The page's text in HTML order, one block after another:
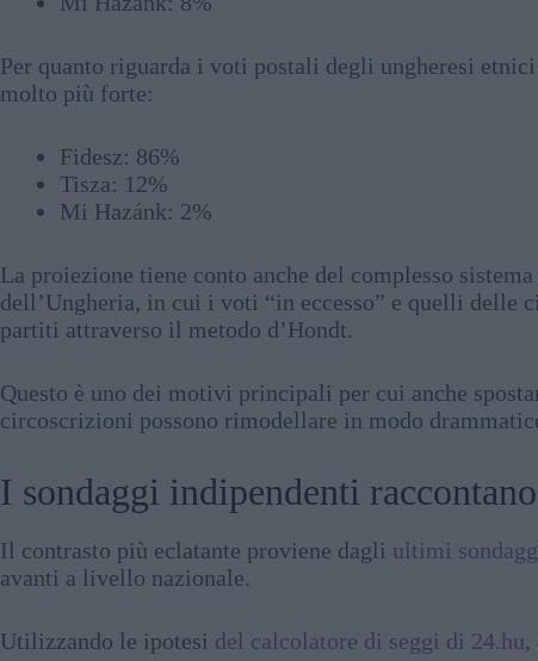
Per quanto riguarda i voti postali degli ungheresi
molto più forte:
Fidesz: 86%
Tisza: 12%
Mi Hazánk: 2%
La proiezione tiene conto anche del complesso
dell’Ungheria, in cui i voti “in eccesso” e quelli
partiti attraverso il metodo d’Hondt.
Questo è uno dei motivi principali per cui anche
circoscrizioni possono rimodellare in modo
I sondaggi indipendenti
Il contrasto più eclatante proviene dagli ultimi
avanti a livello nazionale.
Utilizzando le ipotesi del calcolatore di seggi di 24.hu,